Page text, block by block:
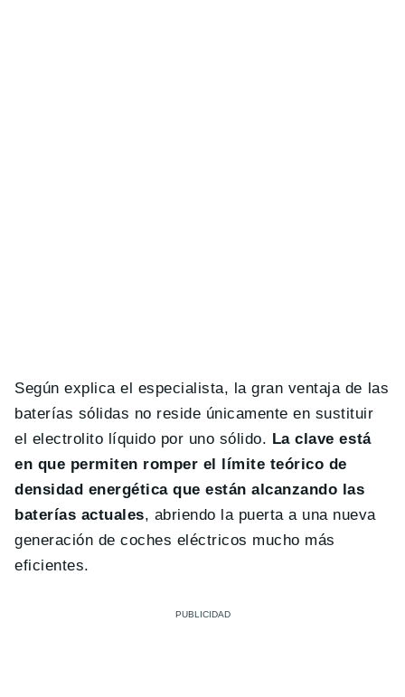
Según explica el especialista, la gran ventaja de las
baterías sólidas no reside únicamente en sustituir
el electrolito líquido por uno sólido. La clave está
en que permiten romper el límite teórico de
densidad energética que están alcanzando las
baterías actuales, abriendo la puerta a una nueva
generación de coches eléctricos mucho más
eficientes.